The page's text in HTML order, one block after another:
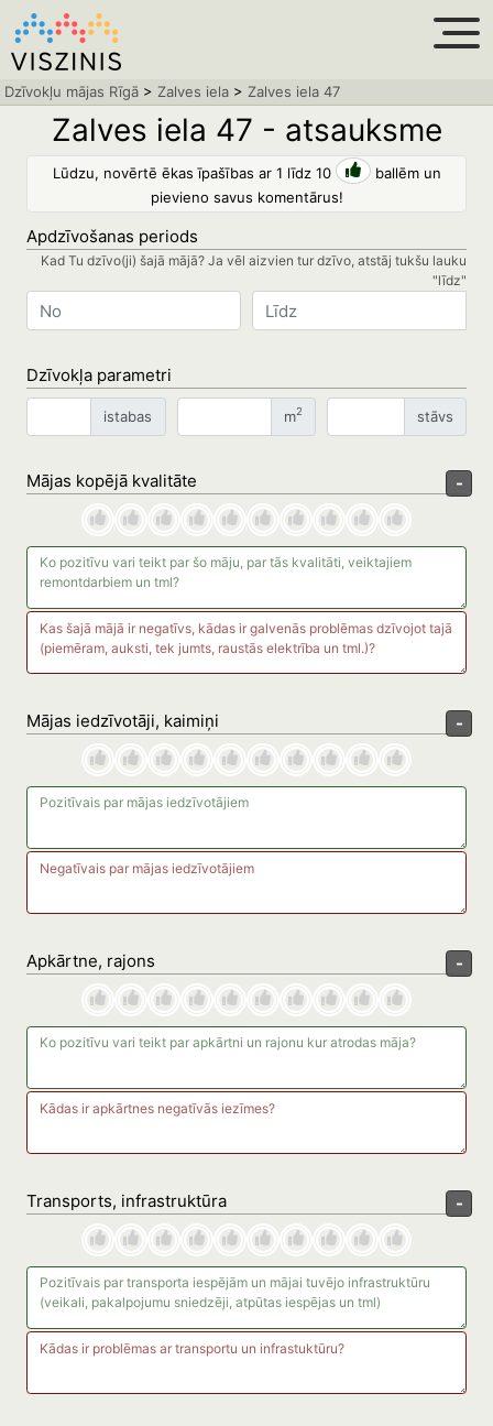
Dzīvokļu mājas Rīgā > Zalves iela > Zalves iela 47
Zalves iela 47 - atsauksme
Lūdzu, novērtē ēkas īpašības ar 1 līdz 10
ballēm un
pievieno savus komentārus!
Apdzīvošanas periods
Kad Tu dzīvo(ji) šajā mājā? Ja vēl aizvien tur dzīvo, atstāj tukšu lauku
"līdz"
Dzīvokļa parametri
istabas m2 stāvs
Mājas kopējā kvalitāte -
Mājas iedzīvotāji, kaimiņi -
Apkārtne, rajons -
Transports, infrastruktūra -